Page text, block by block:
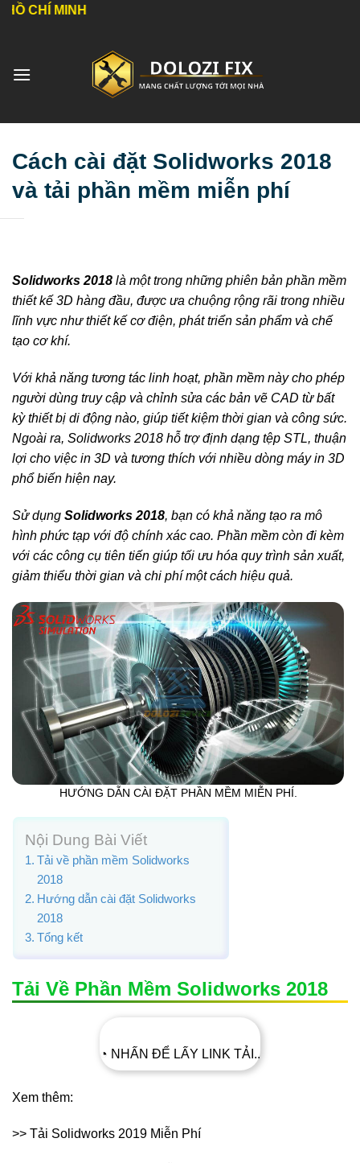
Bỏ
dung
Cách cài đặt Solidworks 2018
và tải phần mềm miễn phí
Solidworks 2018 là một trong những phiên bản phần mềm
thiết kế 3D hàng đầu, được ưa chuộng rộng rãi trong nhiều
lĩnh vực như thiết kế cơ điện, phát triển sản phẩm và chế
tạo cơ khí.
Với khả năng tương tác linh hoạt, phần mềm này cho phép
người dùng truy cập và chỉnh sửa các bản vẽ CAD từ bất
kỳ thiết bị di động nào, giúp tiết kiệm thời gian và công sức.
Ngoài ra, Solidworks 2018 hỗ trợ định dạng tệp STL, thuận
lợi cho việc in 3D và tương thích với nhiều dòng máy in 3D
phổ biến hiện nay.
Sử dụng Solidworks 2018, bạn có khả năng tạo ra mô
hình phức tạp với độ chính xác cao. Phần mềm còn đi kèm
với các công cụ tiên tiến giúp tối ưu hóa quy trình sản xuất,
giảm thiểu thời gian và chi phí một cách hiệu quả.
HƯỚNG DẪN CÀI ĐẶT PHẦN MỀM MIỄN PHÍ.
Nội Dung Bài Viết
Tải về phần mềm Solidworks
2018
Hướng dẫn cài đặt Solidworks
2018
Tổng kết
Tải Về Phần Mềm Solidworks 2018
◔ NHẤN ĐỂ LẤY LINK TẢI..
Xem thêm:
>> Tải Solidworks 2019 Miễn Phí